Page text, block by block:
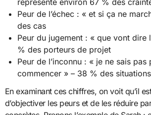
Peur de l’échec : « et si ça ne
des cas
Peur du jugement : « que vont dire
% des porteurs de projet
Peur de l’inconnu : « je ne sais pas
commencer » – 38 % des situations
En examinant ces chiffres, on voit qu’il
d’objectiver les peurs et de les réduire